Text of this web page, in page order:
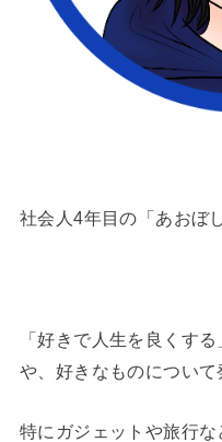
社会人4年目の「あおぼ
「好きで人生を良くす
や、好きなものについて
特にガジェットや旅行